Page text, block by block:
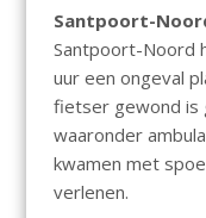
e
b
o
o
k
at
s
A
p
l
Santpoort-
Santpoort-Noord
uur een ongeval
fietser gewond is
waaronder
kwamen met
verlenen.